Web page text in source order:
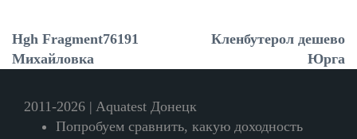
Hgh Fragment76191
Михайловка
Кленбутерол дешево
Юрга
2011-2026 | Aquatest Донецк
Попробуем сравнить, какую доходность